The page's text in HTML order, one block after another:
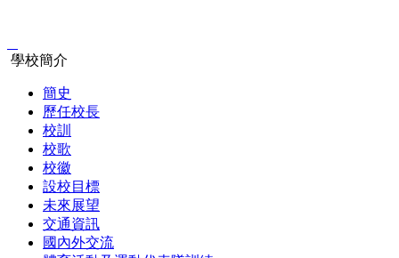
學校簡介
簡史
歷任校長
校訓
校歌
校徽
設校目標
未來展望
交通資訊
國內外交流